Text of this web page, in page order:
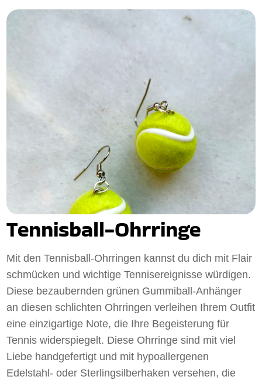
Tennisball-Ohrringe
Mit den Tennisball-Ohrringen kannst du dich mit Flair
schmücken und wichtige Tennisereignisse würdigen.
Diese bezaubernden grünen Gummiball-Anhänger
an diesen schlichten Ohrringen verleihen Ihrem Outfit
eine einzigartige Note, die Ihre Begeisterung für
Tennis widerspiegelt. Diese Ohrringe sind mit viel
Liebe handgefertigt und mit hypoallergenen
Edelstahl- oder Sterlingsilberhaken versehen, die